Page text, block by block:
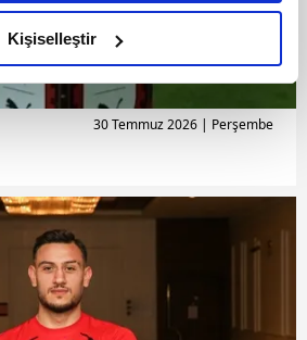
iyi bir reklam deneyimi sunmak
iyi içerikleri sunabilmek adına
gösterdiğimizi ve bu noktada,
karşılamak noktasında tek gelir
hatırlatmak isteriz.
hedefli reklamlar
sunabilmek için İnternet
üçüncü kişilere ait çerezler
vasıtasıyla çeşitli kişisel
Kişiselleştir
30 Temmuz 2026 | Perşembe